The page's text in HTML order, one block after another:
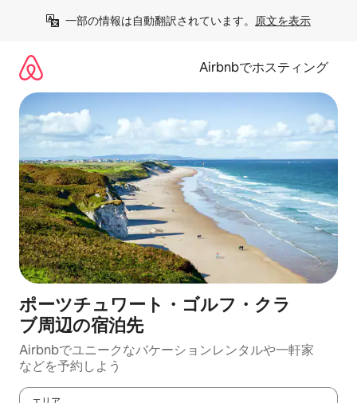
一部の情報は自動翻訳されています。 原文を表示
Airbnbでホスティング
ポーツチュワート・ゴルフ・クラ
ブ⁠周⁠辺⁠の宿⁠泊⁠先
Airbnbでユニークなバ⁠ケ⁠ー⁠シ⁠ョ⁠ンレ⁠ン⁠タ⁠ルや一⁠軒⁠家
な⁠ど⁠を予⁠約⁠し⁠よ⁠う